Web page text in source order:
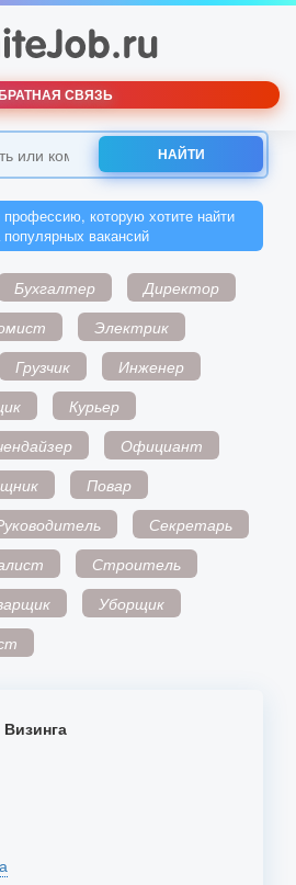
СВЯЗЬ
НАЙТИ
которую хотите найти
вакансий
Бухгалтер
Директор
Электрик
Грузчик
Инженер
Курьер
Официант
Повар
Секретарь
Строитель
Уборщик